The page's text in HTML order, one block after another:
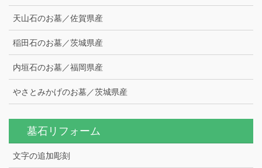
天山石のお墓／佐賀県産
稲田石のお墓／茨城県産
内垣石のお墓／福岡県産
やさとみかげのお墓／茨城県産
墓石リフォーム
文字の追加彫刻